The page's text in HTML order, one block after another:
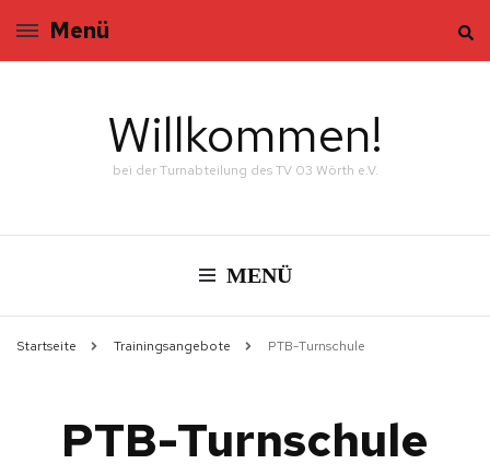
Menü
Willkommen!
bei der Turnabteilung des TV 03 Wörth e.V.
MENÜ
Startseite Trainingsangebote PTB-Turnschule
PTB-Turnschule